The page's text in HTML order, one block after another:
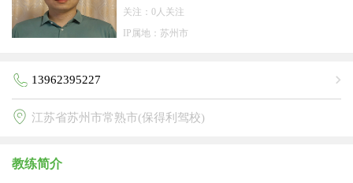
关注：0人关注
IP属地：苏州市
13962395227
江苏省苏州市常熟市(保得利驾校)
教练简介